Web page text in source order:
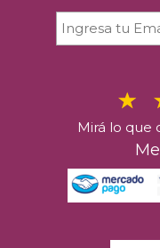
Mirá lo que